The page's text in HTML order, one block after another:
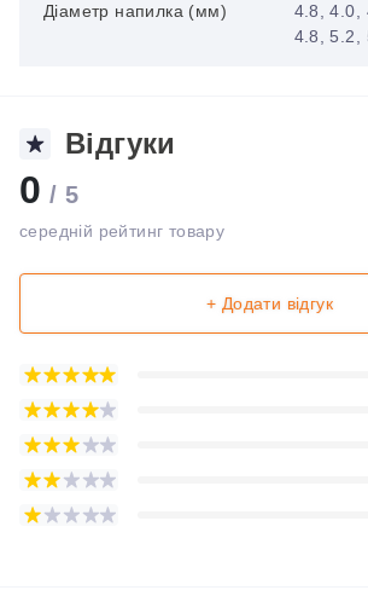
Діаметр напилка (мм)
4.8, 4.0,
4.8, 5.2,
Відгуки
0 / 5
середній рейтинг товару
+ Додати відгук